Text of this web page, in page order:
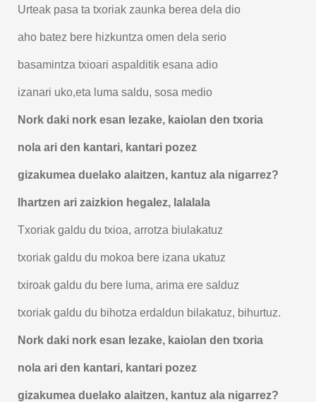
Urteak pasa ta txoriak zaunka berea dela dio
aho batez bere hizkuntza omen dela serio
basamintza txioari aspalditik esana adio
izanari uko,eta luma saldu, sosa medio
Nork daki nork esan lezake, kaiolan den txoria
nola ari den kantari, kantari pozez
gizakumea duelako alaitzen, kantuz ala nigarrez?
Ihartzen ari zaizkion hegalez, lalalala
Txoriak galdu du txioa, arrotza biulakatuz
txoriak galdu du mokoa bere izana ukatuz
txiroak galdu du bere luma, arima ere salduz
txoriak galdu du bihotza erdaldun bilakatuz, bihurtuz.
Nork daki nork esan lezake, kaiolan den txoria
nola ari den kantari, kantari pozez
gizakumea duelako alaitzen, kantuz ala nigarrez?